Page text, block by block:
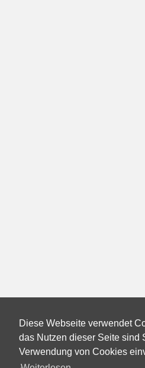
Diese Webseite verwendet
das Nutzen dieser Seite sind
Verwendung von Cookies